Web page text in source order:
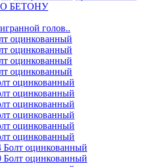
БЕТОНУ
голов..
оцинкованный
оцинкованный
оцинкованный
оцинкованный
оцинкованный
оцинкованный
оцинкованный
оцинкованный
оцинкованный
оцинкованный
оцинкованный
оцинкованный